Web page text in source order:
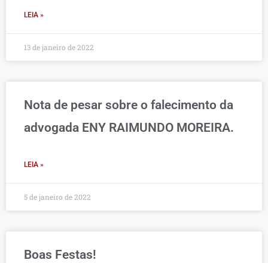
LEIA »
13 de janeiro de 2022
Nota de pesar sobre o falecimento da
advogada ENY RAIMUNDO MOREIRA.
LEIA »
5 de janeiro de 2022
Boas Festas!